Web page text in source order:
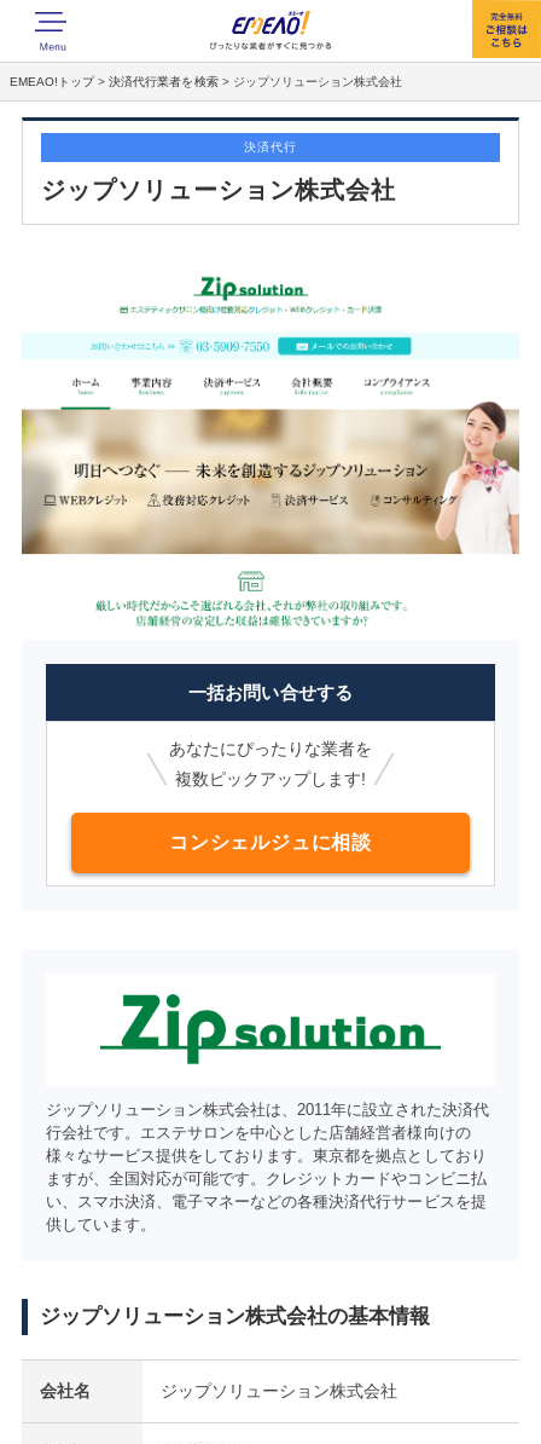
EMEAO!トップ >決済代行業者を検索 > ジップソリューション株式会社
決済代行
ジップソリューション株式会社
一括お問い合せする
あなたにぴったりな業者を
複数ピックアップします!
コンシェルジュに相談
ジップソリューション株式会社は、2011年に設立された決済代
行会社です。エステサロンを中心とした店舗経営者様向けの
様々なサービス提供をしております。東京都を拠点としており
ますが、全国対応が可能です。クレジットカードやコンビニ払
い、スマホ決済、電子マネーなどの各種決済代行サービスを提
供しています。
ジップソリューション株式会社の基本情報
会社名 ジップソリューション株式会社